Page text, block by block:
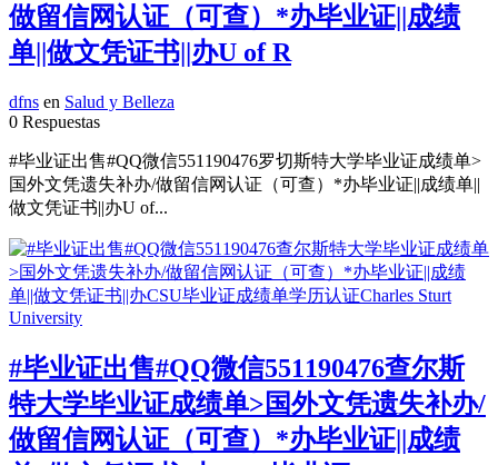
做留信网认证（可查）*办毕业证||成绩
单||做文凭证书||办U of R
dfns en Salud y Belleza
0 Respuestas
#毕业证出售#QQ微信551190476罗切斯特大学毕业证成绩单>
国外文凭遗失补办/做留信网认证（可查）*办毕业证||成绩单||
做文凭证书||办U of...
#毕业证出售#QQ微信551190476查尔斯
特大学毕业证成绩单>国外文凭遗失补办/
做留信网认证（可查）*办毕业证||成绩